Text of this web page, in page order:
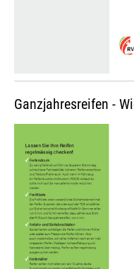
Ganzjahresreifen -